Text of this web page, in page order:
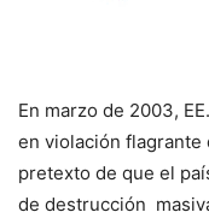
En marzo de 2003,
en violación
pretexto de que el
de destrucción